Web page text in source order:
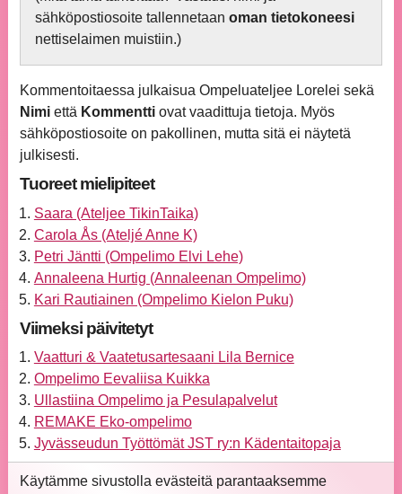
sähköpostiosoite tallennetaan oman tietokoneesi
nettiselaimen muistiin.)
Kommentoitaessa julkaisua Ompeluateljee Lorelei sekä
Nimiettä Kommenttiovat vaadittuja tietoja. Myös
sähköpostiosoite on pakollinen, mutta sitä ei näytetä
julkisesti.
Tuoreet mielipiteet
Saara (Ateljee TikinTaika)
Carola Ås (Ateljé Anne K)
Petri Jäntti (Ompelimo Elvi Lehe)
Annaleena Hurtig (Annaleenan Ompelimo)
Kari Rautiainen (Ompelimo Kielon Puku)
Viimeksi päivitetyt
Vaatturi & Vaatetusartesaani Lila Bernice
Ompelimo Eevaliisa Kuikka
Ullastiina Ompelimo ja Pesulapalvelut
REMAKE Eko-ompelimo
Jyvässeudun Työttömät JST ry:n Kädentaitopaja
Käytämme sivustolla evästeitä parantaaksemme